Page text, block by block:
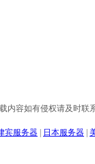
内容如有侵权请及时联
宾服务器 日本服务器